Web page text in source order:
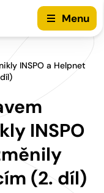
Menu
INSPO a Helpnet
INSPO
(2. díl)